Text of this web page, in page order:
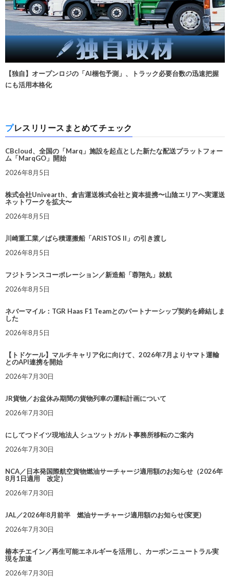
【独自】オープンロジの「AI梱包予測」、トラック必要台数の迅速把握
にも活用本格化
プレスリリースまとめてチェック
CBcloud、全国の「Marq」施設を起点とした新たな配送プラットフォー
ム「MarqGO」開始
2026年8月5日
株式会社Univearth、倉吉運送株式会社と資本提携〜山陰エリアへ実運送
ネットワークを拡大〜
2026年8月5日
川崎重工業／ばら積運搬船「ARISTOS II」の引き渡し
2026年8月5日
フジトランスコーポレーション／新造船「蓉翔丸」就航
2026年8月5日
ネバーマイル：TGR Haas F1 Teamとのパートナーシップ契約を締結しま
した
2026年8月5日
【トドケール】マルチキャリア化に向けて、2026年7月よりヤマト運輸
とのAPI連携を開始
2026年7月30日
JR貨物／お盆休み期間の貨物列車の運転計画について
2026年7月30日
にしてつドイツ現地法人 シュツットガルト事務所移転のご案内
2026年7月30日
NCA／日本発国際航空貨物燃油サーチャージ適用額のお知らせ（2026年
8月1日適用 改定）
2026年7月30日
JAL／2026年8月前半 燃油サーチャージ適用額のお知らせ(変更)
2026年7月30日
椿本チエイン／再生可能エネルギーを活用し、カーボンニュートラル実
現を加速
2026年7月30日